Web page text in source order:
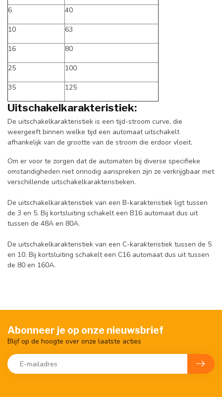
6 40
10 63
16 80
25 100
35 125
Uitschakelkarakteristiek:
De uitschakelkarakteristiek is een tijd-stroom curve, die
weergeeft binnen welke tijd een automaat uitschakelt
afhankelijk van de grootte van de stroom die erdoor vloeit.
Om er voor te zorgen dat de automaten bij diverse specifieke
omstandigheden niet onnodig aanspreken zijn ze verkrijgbaar met
verschillende uitschakelkarakteristieken.
De uitschakelkarakteristiek van een B-karakteristiek ligt tussen
de 3 en 5. Bij kortsluiting schakelt een B16 automaat dus uit
tussen de 48A en 80A.
De uitschakelkarakteristiek van een C-karakteristiek tussen de 5
en 10. Bij kortsluiting schakelt een C16 automaat dus uit tussen
de 80 en 160A.
Abonneer je op onze nieuwsbrief
Blijf op de hoogte over onze laatste acties